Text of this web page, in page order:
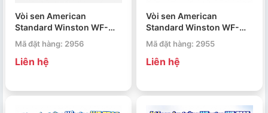
Vòi sen American
Standard Winston WF-
T704
Mã đặt hàng: 2956
Liên hệ
Vòi sen American
Standard Winston WF-
T604
Mã đặt hàng: 2955
Liên hệ